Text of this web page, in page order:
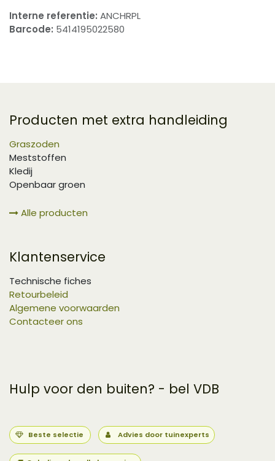
Interne referentie: ANCHRPL
Barcode: 5414195022580
Producten met extra handleiding
Graszoden
Meststoffen
Kledij
Openbaar groen
Alle producten
Klantenservice
Technische fiches
Retourbeleid
Algemene voorwaarden
Contacteer ons
Hulp voor den buiten? - bel VDB
Beste selectie Advies door tuinexperts